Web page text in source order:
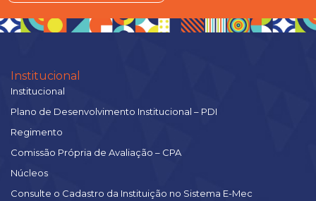
Institucional
Institucional
Plano de Desenvolvimento Institucional – PDI
Regimento
Comissão Própria de Avaliação – CPA
Núcleos
Consulte o Cadastro da Instituição no Sistema E-Mec